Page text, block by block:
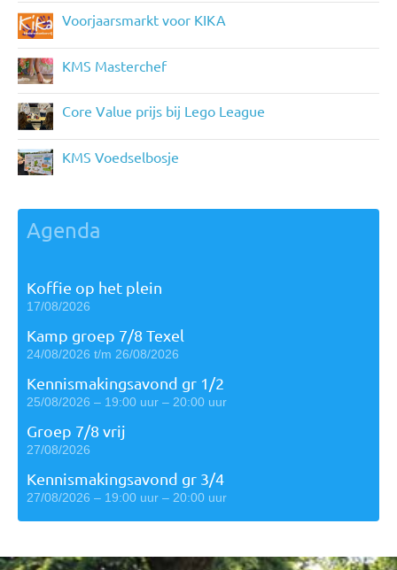
Voorjaarsmarkt voor KIKA
KMS Masterchef
Core Value prijs bij Lego League
KMS Voedselbosje
Agenda
Koffie op het plein
17/08/2026
Kamp groep 7/8 Texel
24/08/2026 t/m 26/08/2026
Kennismakingsavond gr 1/2
25/08/2026 – 19:00 uur – 20:00 uur
Groep 7/8 vrij
27/08/2026
Kennismakingsavond gr 3/4
27/08/2026 – 19:00 uur – 20:00 uur